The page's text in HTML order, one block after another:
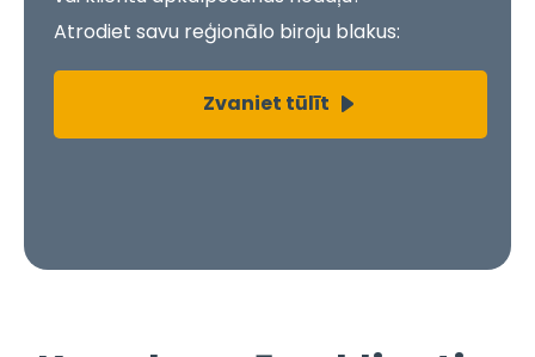
Atrodiet savu reģionālo biroju blakus:
Zvaniet tūlīt